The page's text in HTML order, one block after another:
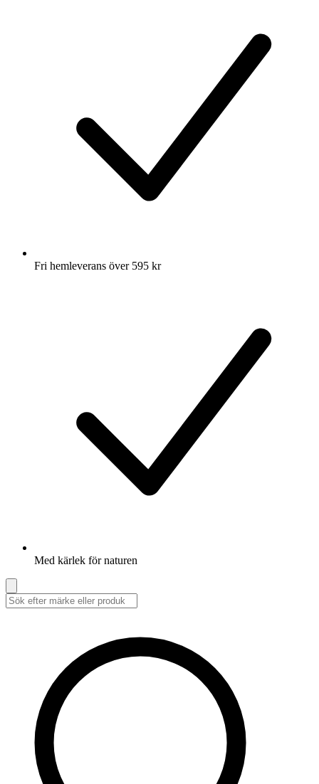
Fri hemleverans över 595 kr
Med kärlek för naturen